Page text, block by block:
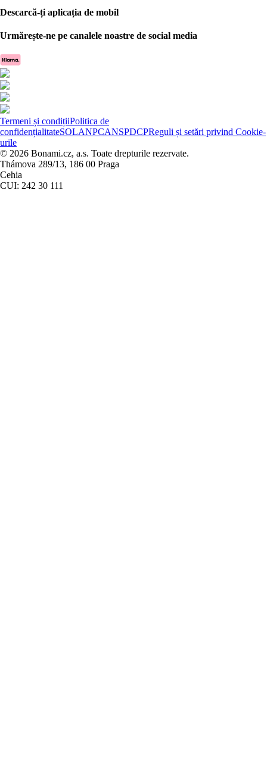
Descarcă-ți aplicația de mobil
Urmărește-ne pe canalele noastre de social media
Termeni și condițiiPolitica de
confidențialitateSOLANPCANSPDCPReguli și setări privind Cookie-
urile
© 2026 Bonami.cz, a.s. Toate drepturile rezervate.
Thámova 289/13, 186 00 Praga
Cehia
CUI: 242 30 111